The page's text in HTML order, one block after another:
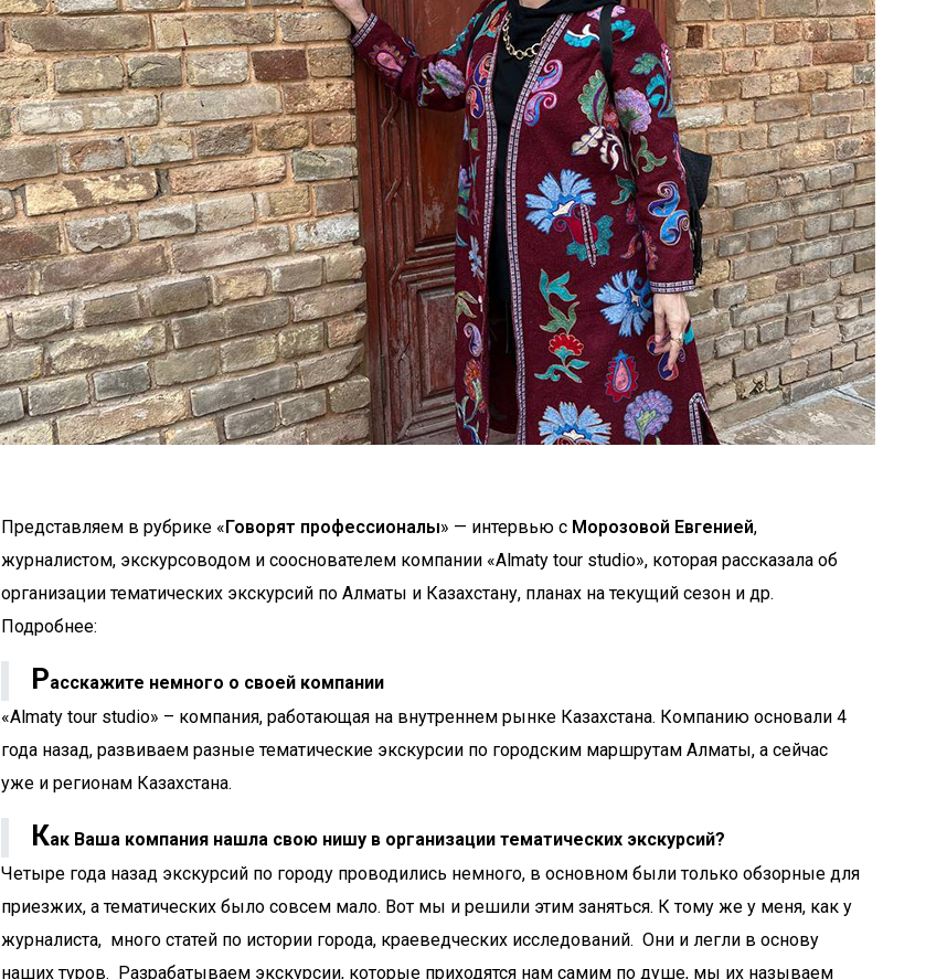
Представляем в рубрике «Говорят профессионалы» — интервью с Морозовой Евгенией,
журналистом, экскурсоводом и сооснователем компании «Almaty tour studio», которая рассказала об
организации тематических экскурсий по Алматы и Казахстану, планах на текущий сезон и др.
Подробнее:
Расскажите немного о своей компании
«Almaty tour studio» – компания, работающая на внутреннем рынке Казахстана. Компанию основали 4
года назад, развиваем разные тематические экскурсии по городским маршрутам Алматы, а сейчас
уже и регионам Казахстана.
Как Ваша компания нашла свою нишу в организации тематических экскурсий?
Четыре года назад экскурсий по городу проводились немного, в основном были только обзорные для
приезжих, а тематических было совсем мало. Вот мы и решили этим заняться. К тому же у меня, как у
журналиста, много статей по истории города, краеведческих исследований. Они и легли в основу
наших туров. Разрабатываем экскурсии, которые приходятся нам самим по душе, мы их называем